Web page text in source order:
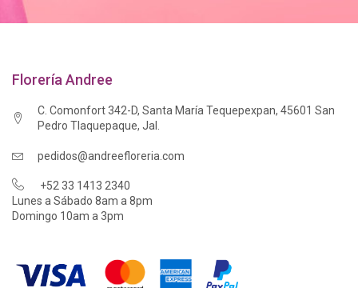
Florería Andree
C. Comonfort 342-D, Santa María Tequepexpan, 45601 San
Pedro Tlaquepaque, Jal.
pedidos@andreefloreria.com
+52 33 1413 2340
Lunes a Sábado 8am a 8pm
Domingo 10am a 3pm